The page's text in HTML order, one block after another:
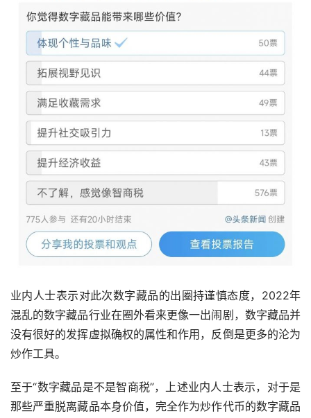
业内人士表示对此次数字藏品的出圈持谨慎态度，2022年
混乱的数字藏品行业在圈外看来更像一出闹剧，数字藏品并
没有很好的发挥虚拟确权的属性和作用，反倒是更多的沦为
炒作工具。
至于“数字藏品是不是智商税”，上述业内人士表示，对于是
那些严重脱离藏品本身价值，完全作为炒作代币的数字藏品